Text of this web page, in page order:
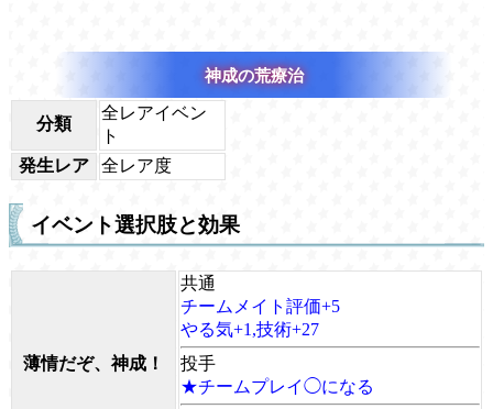
神成の荒療治
分類
全レアイベン
ト
発生レア
全レア度
イベント選択肢と効果
薄情だぞ、神成！
共通
チームメイト評価+5
やる気+1,技術+27
投手
★チームプレイ◯になる